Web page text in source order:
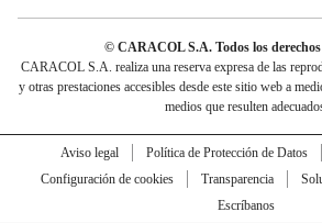
© CARACOL S.A. Todos los derechos
CARACOL S.A. realiza una reserva expresa de las
y otras prestaciones accesibles desde este sitio web a
medios que resulten
Aviso legal Política de Protección de Datos
Configuración de cookies
Transparencia
Escríbanos